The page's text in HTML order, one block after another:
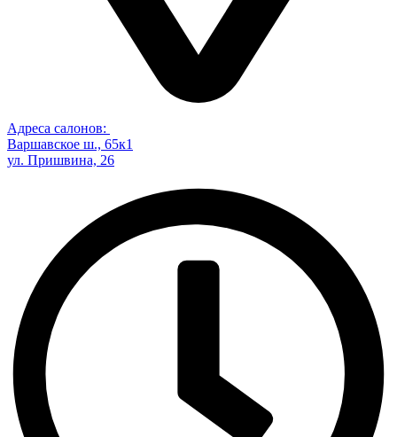
Адреса салонов:
Варшавское ш., 65к1
ул. Пришвина, 26